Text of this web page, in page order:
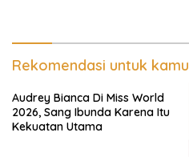
Rekomendasi untuk kamu
Audrey Bianca Di Miss World
2026, Sang Ibunda Karena Itu
Kekuatan Utama